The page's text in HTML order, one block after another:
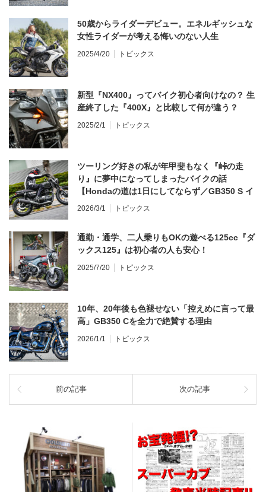
50歳からライダーデビュー。エネルギッシュな
女性ライダーが考える悔いのない人生
2025/4/20 トピックス
新型『NX400』ってバイク初心者向けなの？ 生
産終了した『400X』と比較して何が違う？
2025/2/1 トピックス
ツーリング好きの私が年甲斐もなく『峠の走
り』に夢中になってしまったバイクの話
【Hondaの道は1日にしてならず／GB350 S イ
ンプレ・レビュー 前編】
2026/3/1 トピックス
通勤・通学、二人乗りもOKの遊べる125cc『ダ
ックス125』は初心者の人も安心！
2025/7/20 トピックス
10年、20年後も色褪せない「控えめに言って最
高」GB350 Cを全力で絶賛する理由
2026/1/1 トピックス
前の記事 次の記事